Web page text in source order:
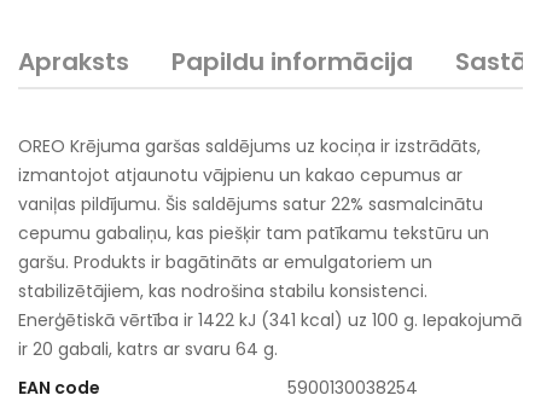
Apraksts Papildu informācija
OREO Krējuma garšas saldējums uz kociņa ir izstrādāts,
izmantojot atjaunotu vājpienu un kakao cepumus ar
vaniļas pildījumu. Šis saldējums satur 22% sasmalcinātu
cepumu gabaliņu, kas piešķir tam patīkamu tekstūru un
garšu. Produkts ir bagātināts ar emulgatoriem un
stabilizētājiem, kas nodrošina stabilu konsistenci.
Enerģētiskā vērtība ir 1422 kJ (341 kcal) uz 100 g. Iepakojumā
ir 20 gabali, katrs ar svaru 64 g.
EAN code
5900130038254